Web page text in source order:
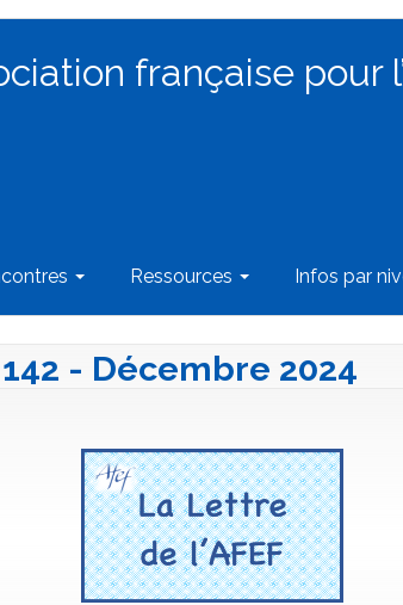
française pour
Ressources Infos par
- Décembre 2024